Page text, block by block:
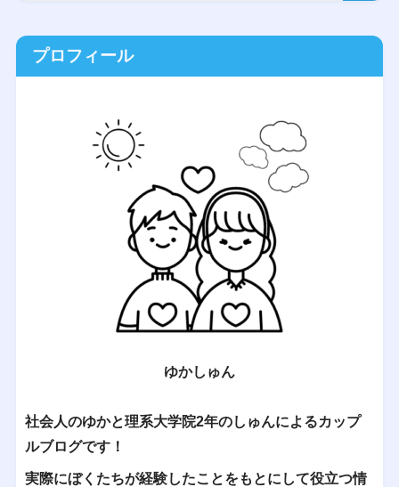
プロフィール
ゆかしゅん
社会人のゆかと理系大学院2年のしゅんによるカップ
ルブログです！
実際にぼくたちが経験したことをもとにして役立つ情